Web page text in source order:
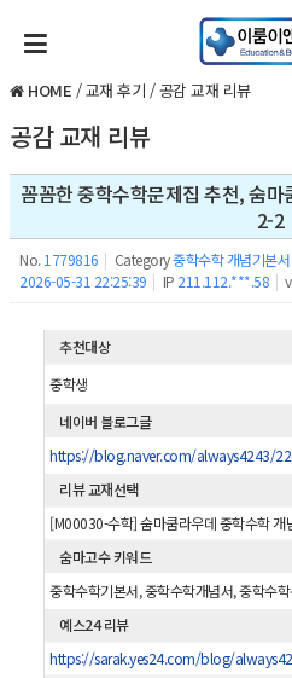
HOME /교재 후기 /공감 교재 리뷰
공감 교재 리뷰
꼼꼼한 중학수학문제집 추천, 숨
2-2
No. 1779816 | Category중학수학 개념기본서
2026-05-31 22:25:39 | IP 211.112.***.58 |
추천대상
중학생
네이버 블로그글
https://blog.naver.com/always4243/
리뷰 교재선택
[M00030-수학] 숨마쿰라우데 중학수학
숨마고수 키워드
중학수학기본서, 중학수학개념서, 중학수
예스24 리뷰
https://sarak.yes24.com/blog/